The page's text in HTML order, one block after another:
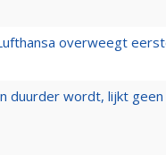
overweegt
duurder wordt, lijkt